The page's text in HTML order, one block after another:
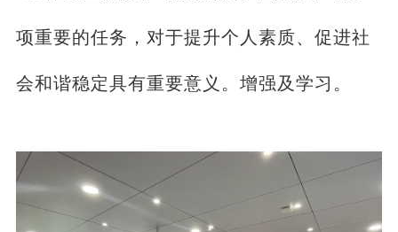
项重要的任务，对于提升个人素质、促进社
会和谐稳定具有重要意义。增强及学习。